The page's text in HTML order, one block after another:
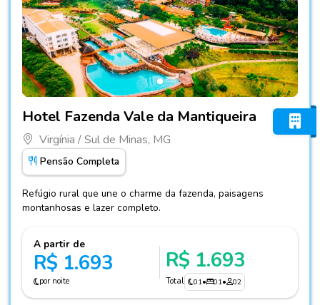
Hotel Fazenda Vale da Mantiqueira
Virgínia / Sul de Minas, MG
Pensão Completa
Refúgio rural que une o charme da fazenda, paisagens
montanhosas e lazer completo.
A partir de
R$ 1.693
por noite
R$ 1.693
Total 01• 01• 02